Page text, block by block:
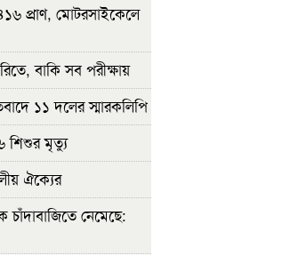
প্রাণ, মোটরসাইকেলে
বাকি সব পরীক্ষায়
১১ দলের স্মারকলিপি
শিশুর মৃত্যু
ঐক্যের
নেমেছে: